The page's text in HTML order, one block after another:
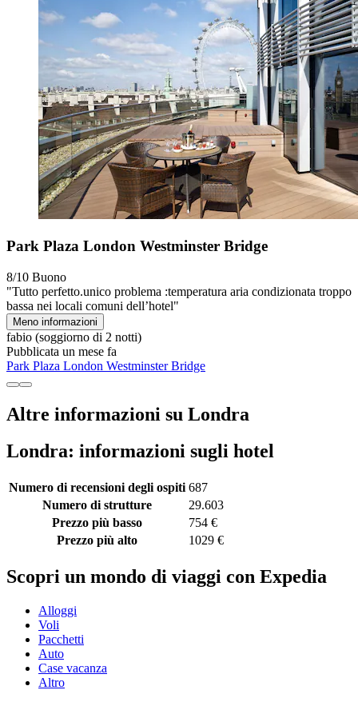
Park Plaza London Westminster Bridge
8/10 Buono
"Tutto perfetto.unico problema :temperatura aria condizionata troppo
bassa nei locali comuni dell’hotel"
Meno informazioni
fabio (soggiorno di 2 notti)
Pubblicata un mese fa
Park Plaza London Westminster Bridge
Altre informazioni su Londra
Londra: informazioni sugli hotel
Numero di recensioni degli ospiti 687
Numero di strutture
29.603
Prezzo più basso
754 €
Prezzo più alto
1029 €
Scopri un mondo di viaggi con Expedia
Alloggi
Voli
Pacchetti
Auto
Case vacanza
Altro